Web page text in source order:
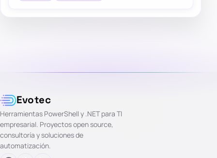
Evotec
Herramientas PowerShell y .NET para TI
empresarial. Proyectos open source,
consultoría y soluciones de
automatización.